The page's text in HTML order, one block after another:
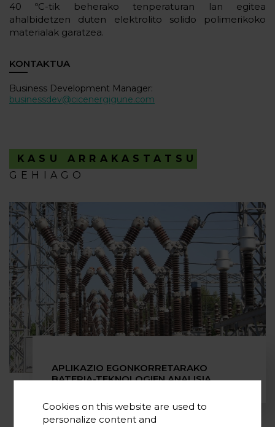
40 ºC-tik beherako tenperaturan lan egitea
ahalbidetzen duten elektrolito solido polimerikoko
materialak garatzea.
KONTAKTUA
Business Development Manager:
businessdev@cicenergigune.com
KASU ARRAKASTATSU
GEHIAGO
APLIKAZIO EGONKORRETARAKO
BATERIA-TEKNOLOGIEN ANALISIA
Cookies on this website are used to
personalize content and